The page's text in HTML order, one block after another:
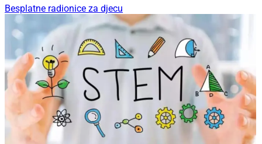
Besplatne radionice za djecu